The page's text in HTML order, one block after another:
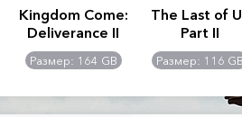
Kingdom Come:
Deliverance II
Размер: 164 GB
The Last of
Part II
Remastered
Размер: 116 GB